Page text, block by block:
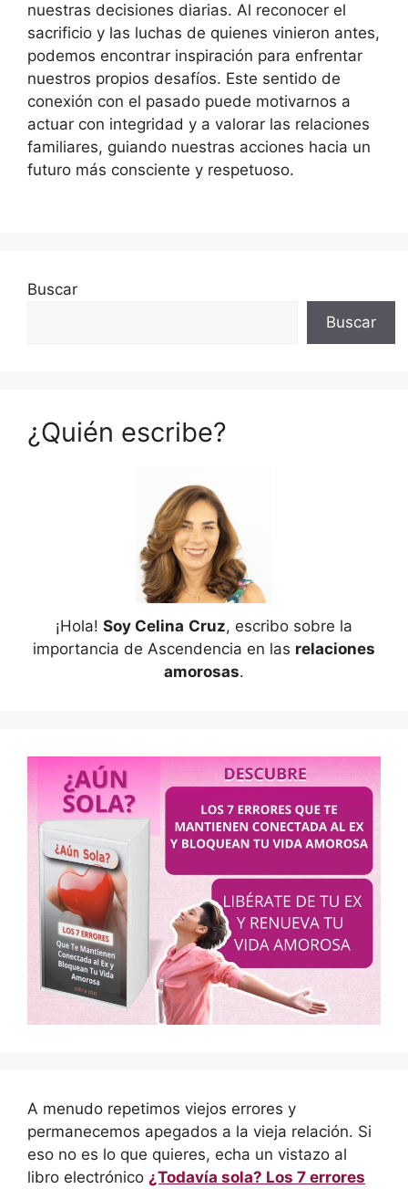
nuestras decisiones diarias. Al reconocer el
sacrificio y las luchas de quienes vinieron antes,
podemos encontrar inspiración para enfrentar
nuestros propios desafíos. Este sentido de
conexión con el pasado puede motivarnos a
actuar con integridad y a valorar las relaciones
familiares, guiando nuestras acciones hacia un
futuro más consciente y respetuoso.
Buscar
Buscar
¿Quién escribe?
¡Hola! Soy Celina Cruz, escribo sobre la
importancia de Ascendencia en las relaciones
amorosas.
A menudo repetimos viejos errores y
permanecemos apegados a la vieja relación. Si
eso no es lo que quieres, echa un vistazo al
libro electrónico ¿Todavía sola? Los 7 errores